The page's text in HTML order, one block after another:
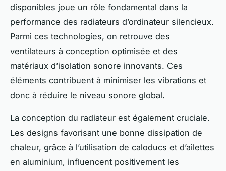
disponibles joue un rôle fondamental dans la
performance des radiateurs d’ordinateur silencieux.
Parmi ces technologies, on retrouve des
ventilateurs à conception optimisée et des
matériaux d’isolation sonore innovants. Ces
éléments contribuent à minimiser les vibrations et
donc à réduire le niveau sonore global.
La conception du radiateur est également cruciale.
Les designs favorisant une bonne dissipation de
chaleur, grâce à l’utilisation de caloducs et d’ailettes
en aluminium, influencent positivement les